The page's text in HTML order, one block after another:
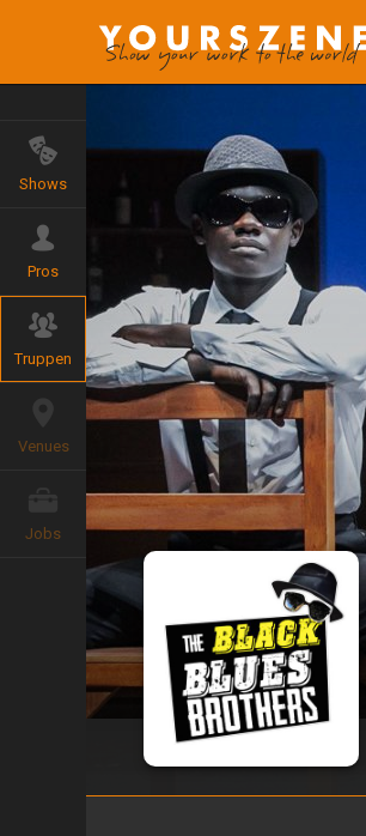
Shows
Pros
Truppen
Venues
Jobs